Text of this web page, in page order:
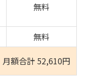
無料
無料
月額合計 52,610円